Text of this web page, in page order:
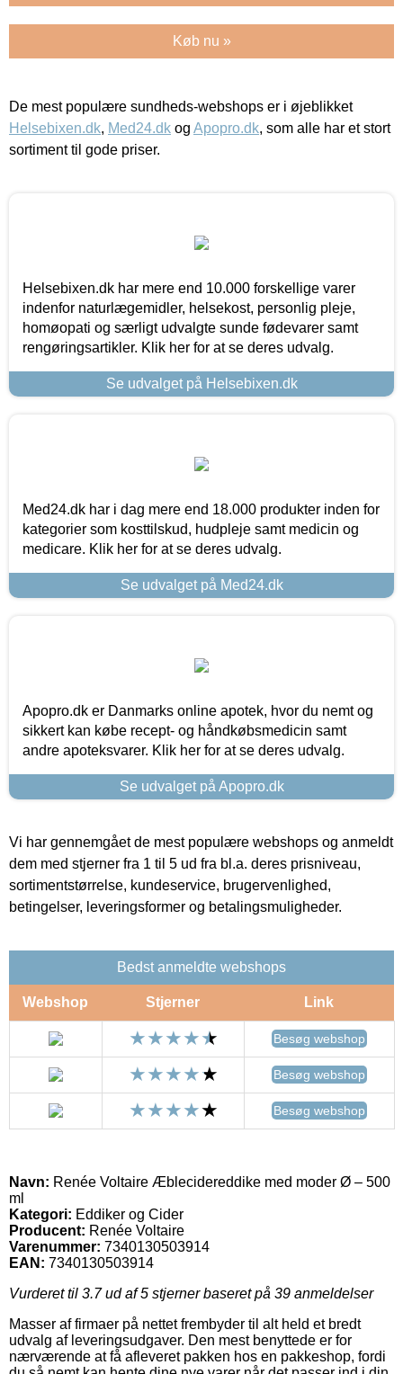
Køb nu »
De mest populære sundheds-webshops er i øjeblikket
Helsebixen.dk, Med24.dk og Apopro.dk, som alle har et stort
sortiment til gode priser.
Helsebixen.dk har mere end 10.000 forskellige varer
indenfor naturlægemidler, helsekost, personlig pleje,
homøopati og særligt udvalgte sunde fødevarer samt
rengøringsartikler. Klik her for at se deres udvalg.
Se udvalget på Helsebixen.dk
Med24.dk har i dag mere end 18.000 produkter inden for
kategorier som kosttilskud, hudpleje samt medicin og
medicare. Klik her for at se deres udvalg.
Se udvalget på Med24.dk
Apopro.dk er Danmarks online apotek, hvor du nemt og
sikkert kan købe recept- og håndkøbsmedicin samt
andre apoteksvarer. Klik her for at se deres udvalg.
Se udvalget på Apopro.dk
Vi har gennemgået de mest populære webshops og anmeldt
dem med stjerner fra 1 til 5 ud fra bl.a. deres prisniveau,
sortimentstørrelse, kundeservice, brugervenlighed,
betingelser, leveringsformer og betalingsmuligheder.
Bedst anmeldte webshops
Webshop Stjerner Link
Besøg webshop
Besøg webshop
Besøg webshop
Navn: Renée Voltaire Æblecidereddike med moder Ø – 500
ml
Kategori: Eddiker og Cider
Producent: Renée Voltaire
Varenummer: 7340130503914
EAN: 7340130503914
Vurderet til 3.7ud af 5 stjerner baseret på 39 anmeldelser
Masser af firmaer på nettet frembyder til alt held et bredt
udvalg af leveringsudgaver. Den mest benyttede er for
nærværende at få afleveret pakken hos en pakkeshop, fordi